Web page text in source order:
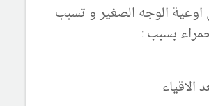
الوجه الصغير و تسبب
بسبب :
الاقياء